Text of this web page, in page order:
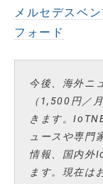
メルセデスベン
フォード
今後、海外ニ
（1,500円／
きます。
ュースや専門
情報、国内外
ます。現在は